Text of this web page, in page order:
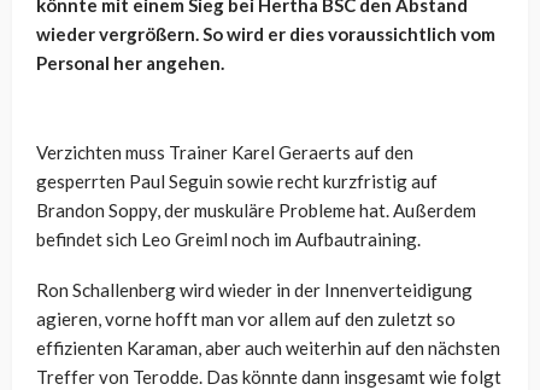
könnte mit einem Sieg bei Hertha BSC den Abstand
wieder vergrößern. So wird er dies voraussichtlich vom
Personal her angehen.
Verzichten muss Trainer Karel Geraerts auf den
gesperrten Paul Seguin sowie recht kurzfristig auf
Brandon Soppy, der muskuläre Probleme hat. Außerdem
befindet sich Leo Greiml noch im Aufbautraining.
Ron Schallenberg wird wieder in der Innenverteidigung
agieren, vorne hofft man vor allem auf den zuletzt so
effizienten Karaman, aber auch weiterhin auf den nächsten
Treffer von Terodde. Das könnte dann insgesamt wie folgt